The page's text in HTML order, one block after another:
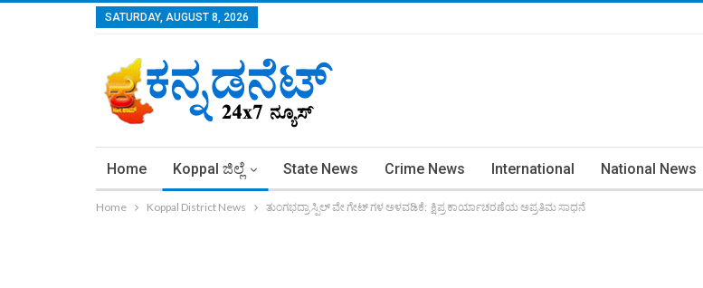
SATURDAY, AUGUST 8, 2026
Home Koppal ಜಿಲ್ಲೆ State News Crime News International National News
Home Koppal District News ತುಂಗಭದ್ರಾ ಸ್ಪಿಲ್ ವೇ ಗೇಟ್ ಗಳ ಅಳವಡಿಕೆ: ಕ್ಷಿಪ್ರ ಕಾರ್ಯಾಚರಣೆಯ ಅಪ್ರತಿಮ ಸಾಧನೆ